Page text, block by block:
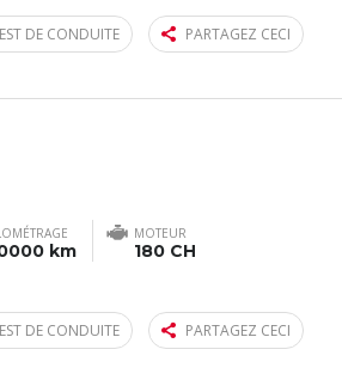
DE CONDUITE PARTAGEZ CECI
km
MOTEUR
180 CH
DE CONDUITE PARTAGEZ CECI